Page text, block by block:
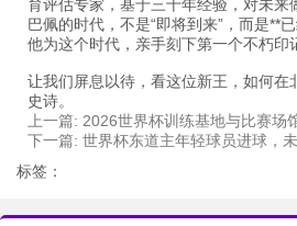
育评估专家，基于三十年经验，对未来
巴佩的时代，不是“即将到来”，而是**
他为这个时代，亲手刻下第一个不朽印
让我们屏息以待，看这位新王，如何在
史诗。
上一篇: 2026世界杯训练基地与比赛场
下一篇: 世界杯东道主年轻球员进球，
标签：